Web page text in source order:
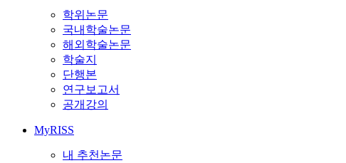
학위논문
국내학술논문
해외학술논문
학술지
단행본
연구보고서
공개강의
MyRISS
내 추천논문